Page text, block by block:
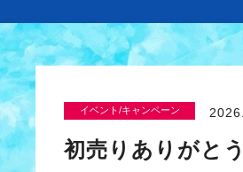
イベント/キャンペーン
初売りありがと